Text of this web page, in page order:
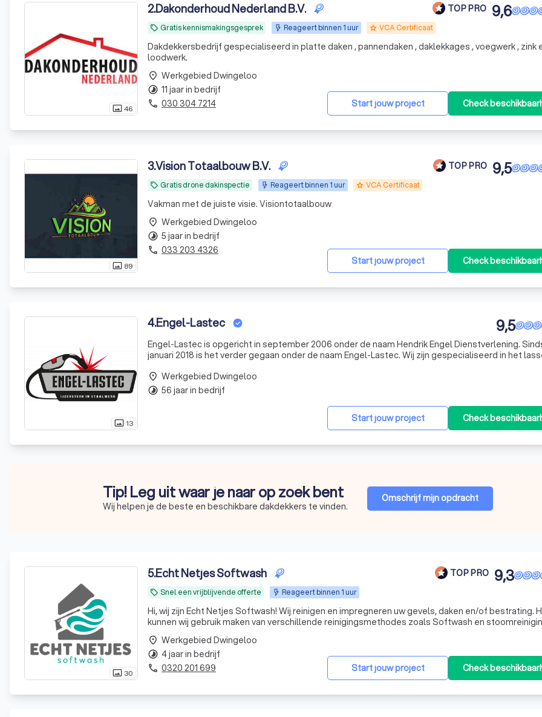
photo_size_select_actual46
2.Dakonderhoud Nederland B.V. TOP PRO
local_offer Gratis kennismakingsgesprek Reageert binnen 1 uur grade VCA Certificaat
9,6
Dakdekkersbedrijf gespecialiseerd in platte daken , pannendaken , daklekkages , voegwerk , zink
loodwerk.
Start jouw project Check
place Werkgebied Dwingeloo
timelapse 11 jaar in bedrijf
phone 030 304 7214
photo_size_select_actual 89
3.Vision Totaalbouw B.V. TOP PRO
local_offer Gratis drone dakinspectie Reageert binnen 1 uur grade VCA Certificaat
9,5
Vakman met de juiste visie. Visiontotaalbouw
Start jouw project Check
place Werkgebied Dwingeloo
timelapse 5 jaar in bedrijf
phone 033 203 4326
photo_size_select_actual 13
4.Engel-Lastec 9,5
Engel-Lastec is opgericht in september 2006 onder de naam Hendrik Engel Dienstverlening.
januari 2018 is het verder gegaan onder de naam Engel-Lastec. Wij zijn gespecialiseerd in het
Start jouw project Check
place Werkgebied Dwingeloo
timelapse 56 jaar in bedrijf
Tip! Leg uit waar je naar op zoek bent
Wij helpen je de beste en beschikbare dakdekkers te vinden.
Omschrijf mijn opdracht
photo_size_select_actual 30
5.Echt Netjes Softwash TOP PRO
local_offer Snel een vrijblijvende offerte Reageert binnen 1 uur
9,3
Hi, wij zijn Echt Netjes Softwash! Wij reinigen en impregneren uw gevels, daken en/of bestrating. Hiervoor
kunnen wij gebruik maken van verschillende reinigingsmethodes zoals Softwash en
softwash wordt uw woning met lage druk gereinigd dus geen hogedrukreiniging, waardoor uw st
Start jouw project Check
place Werkgebied Dwingeloo
timelapse 4 jaar in bedrijf
phone 0320 201 699